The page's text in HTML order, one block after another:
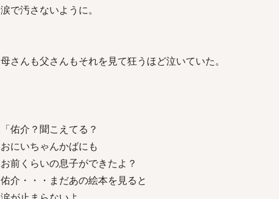
涙で汚さないように。
母さんも父さんもそれを見て狂うほど泣いていた。
「佑介？聞こえてる？
おにいちゃんかばにも
お前くらいの息子ができたよ？
佑介・・・まだあの絵本を見ると